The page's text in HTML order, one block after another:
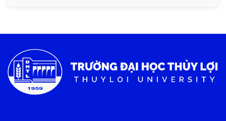
Tin tức chung